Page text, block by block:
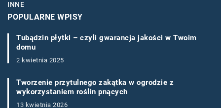
INNE
POPULARNE WPISY
Tubądzin płytki – czyli gwarancja jakości w Twoim
domu
2 kwietnia 2025
Tworzenie przytulnego zakątka w ogrodzie z
wykorzystaniem roślin pnących
13 kwietnia 2026